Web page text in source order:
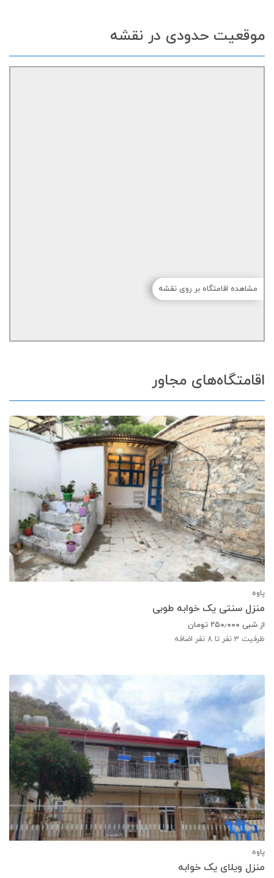
موقعیت حدودی در نقشه
مشاهده اقامتگاه بر روی نقشه
اقامتگاه‌های مجاور
پاوه
منزل سنتی یک خوابه طوبی
از شبی ۲۵۰٫۰۰۰ تومان
ظرفیت 3 نفر تا 8 نفر اضافه
پاوه
منزل ویلای یک خوابه